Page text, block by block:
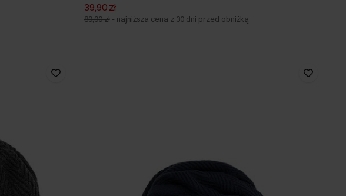
39,90 zł
89,90 zł - najniższa cena z 30 dni przed obniżką